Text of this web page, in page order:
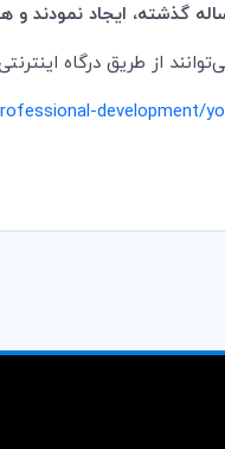
گذشته، ایجاد نمودند و
توانند از طریق درگاه